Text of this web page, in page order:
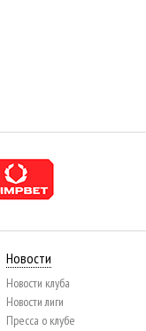
Новости
Новости клуба
Новости лиги
Пресса о клубе